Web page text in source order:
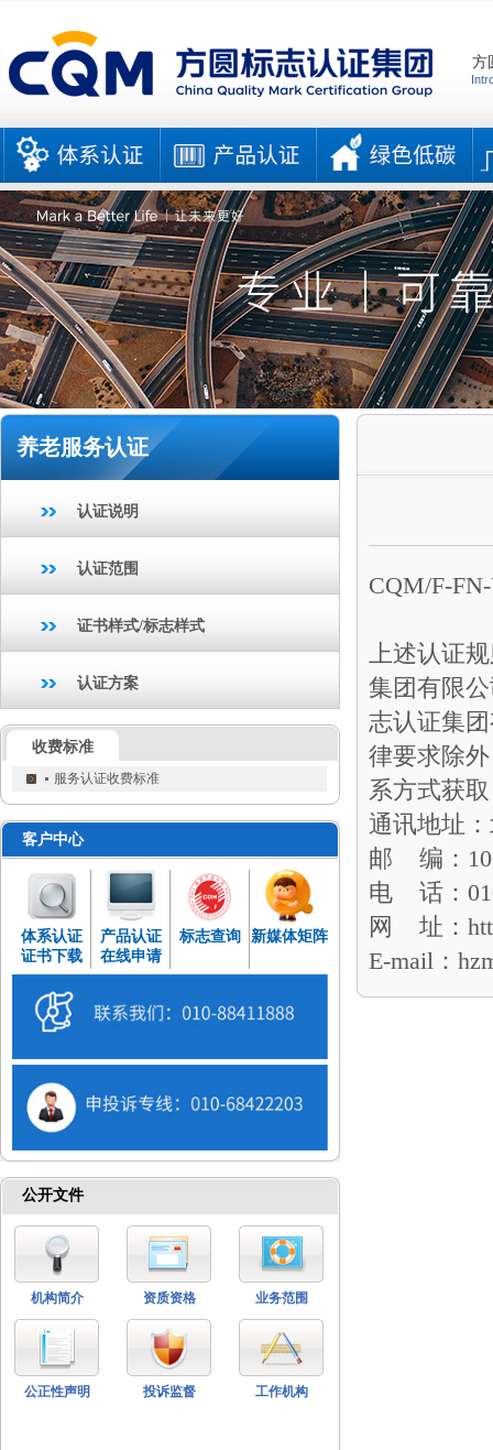
方
养老服务认证
认证说明
认证范围
证书样式/标志样式
认证方案
收费标准
服务认证收费标准
客户中心
体系认证
证书下载
产品认证
在线申请
标志查询 新媒体矩阵
公开文件
机构简介 资质资格 业务范围
公正性声明 投诉监督 工作机构
CQM/F-
上述认证
集团有限
志认证集
律要求除
系方式获
通讯地址
邮 编：
电 话：
网 址：
E-mail：